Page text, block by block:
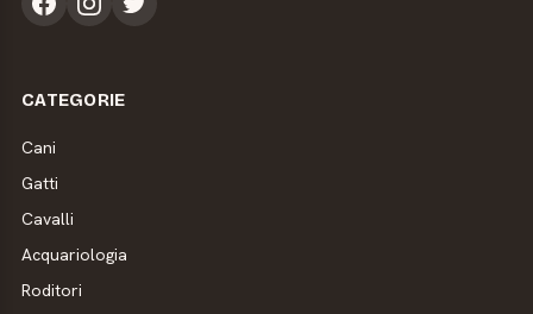
CATEGORIE
Cani
Gatti
Cavalli
Acquariologia
Roditori